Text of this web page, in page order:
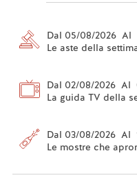
Dal 05/08/2026 Al
Le aste della
Dal 02/08/2026 Al
La guida TV della
Dal 03/08/2026 Al
Le mostre che